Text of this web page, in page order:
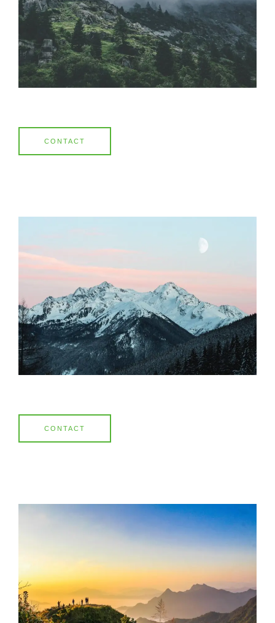
CONTACT
CONTACT